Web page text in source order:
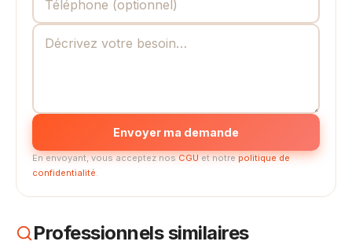
Envoyer ma demande
En envoyant, vous acceptez nosCGUet notrepolitique de
confidentialité.
Professionnels similaires